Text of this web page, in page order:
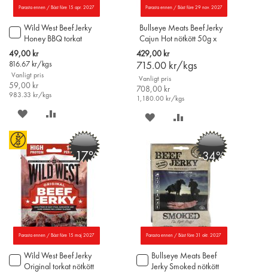
Parasta ennen / Bäst före 15 apr. 2027
Wild West Beef Jerky
Honey BBQ torkat
nötkött 60g
Special
Price
49,00 kr
816.67 kr/kgs
Vanligt pris
59,00 kr
983.33 kr/kgs
Lägg
till
i
varukorgen
SPARA
ÖNSKELISTAN
JÄMFÖR
Parasta ennen / Bäst före 29 nov. 2027
Bullseye Meats Beef Jerky
Cajun Hot nötkött 50g x
12st
429,00 kr
715.00 kr/kgs
Vanligt pris
708,00 kr
1,180.00 kr/kgs
SPARA
ÖNSKELISTAN
JÄMFÖR
Parasta ennen / Bäst före 15 maj 2027
-17%
Wild West Beef Jerky
Original torkat nötkött
Lägg
till
-34%
Parasta ennen / Bäst före 31 okt. 2027
Bullseye Meats Beef
Jerky Smoked nötkött
Lägg
till